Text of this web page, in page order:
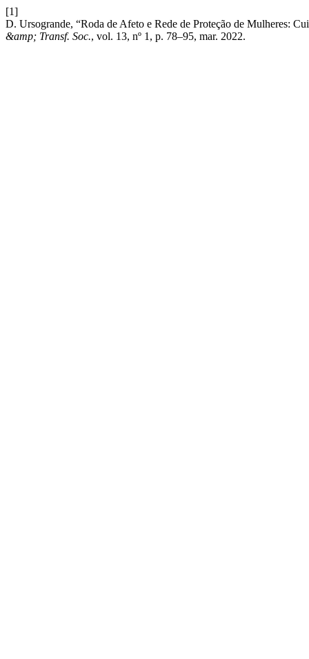
[1]
D. Ursogrande, “Roda de Afeto e Rede de Proteção de Mulheres:
&amp; Transf. Soc., vol. 13, nº 1, p. 78–95, mar. 2022.